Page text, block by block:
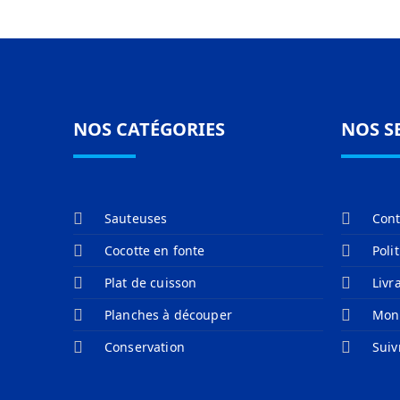
NOS CATÉGORIES
Sauteuses
Cocotte en fonte
Plat de cuisson
Planches à découper
Conservation
NOS